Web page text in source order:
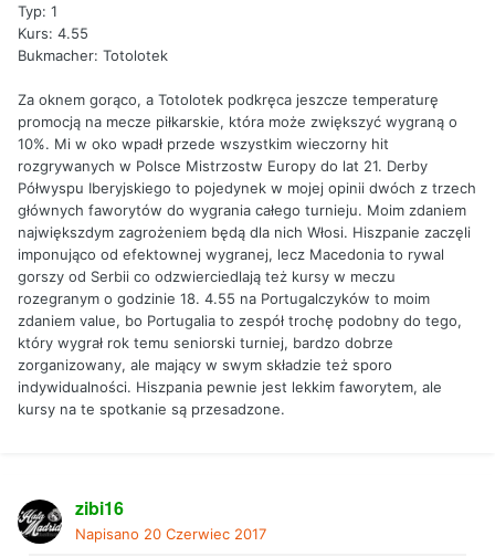
Typ: 1
Kurs: 4.55
Bukmacher: Totolotek
Za oknem gorąco, a Totolotek podkręca jeszcze temperaturę
promocją na mecze piłkarskie, która może zwiększyć wygraną o
10%. Mi w oko wpadł przede wszystkim wieczorny hit
rozgrywanych w Polsce Mistrzostw Europy do lat 21. Derby
Półwyspu Iberyjskiego to pojedynek w mojej opinii dwóch z trzech
głównych faworytów do wygrania całego turnieju. Moim zdaniem
największdym zagrożeniem będą dla nich Włosi. Hiszpanie zaczęli
imponująco od efektownej wygranej, lecz Macedonia to rywal
gorszy od Serbii co odzwierciedlają też kursy w meczu
rozegranym o godzinie 18. 4.55 na Portugalczyków to moim
zdaniem value, bo Portugalia to zespół trochę podobny do tego,
który wygrał rok temu seniorski turniej, bardzo dobrze
zorganizowany, ale mający w swym składzie też sporo
indywidualności. Hiszpania pewnie jest lekkim faworytem, ale
kursy na te spotkanie są przesadzone.
zibi16
Napisano 20 Czerwiec 2017